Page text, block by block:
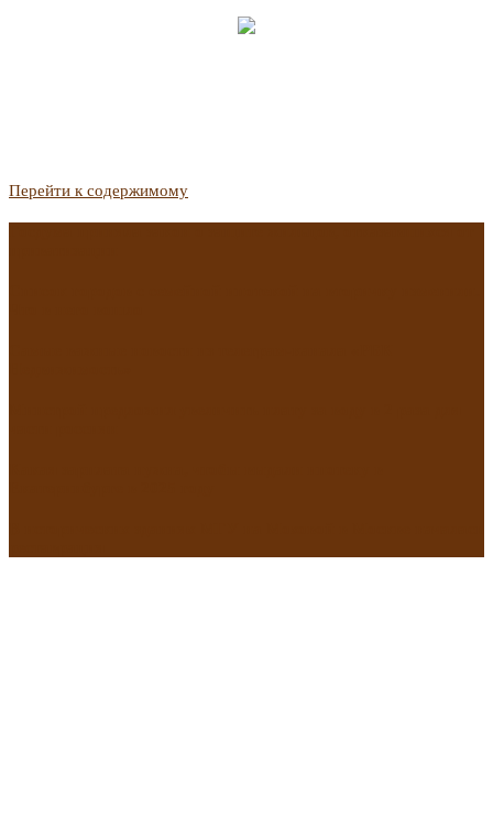
Перейти к содержимому